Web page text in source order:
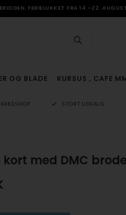
FERIELUKKET FRA 14.–22.
OG BLADE KURSUS , CAFE
STORT UDVALG
kort med DMC